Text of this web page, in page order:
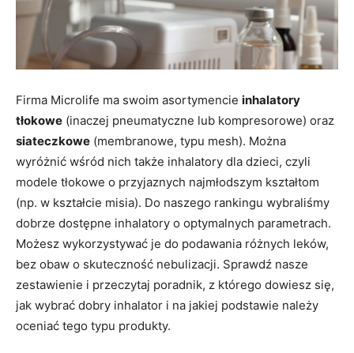
Firma Microlife ma swoim asortymencie inhalatory
tłokowe (inaczej pneumatyczne lub kompresorowe) oraz
siateczkowe (membranowe, typu mesh). Można
wyróżnić wśród nich także inhalatory dla dzieci, czyli
modele tłokowe o przyjaznych najmłodszym kształtom
(np. w kształcie misia). Do naszego rankingu wybraliśmy
dobrze dostępne inhalatory o optymalnych parametrach.
Możesz wykorzystywać je do podawania różnych leków,
bez obaw o skuteczność nebulizacji. Sprawdź nasze
zestawienie i przeczytaj poradnik, z którego dowiesz się,
jak wybrać dobry inhalator i na jakiej podstawie należy
oceniać tego typu produkty.